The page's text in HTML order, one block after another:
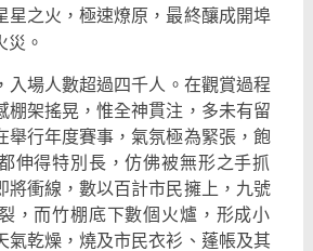
星之火，極速燎原，最終釀成開埠
災。
入場人數超過四千人。在觀賞過程
棚架搖晃，惟全神貫注，多未有留
舉行年度賽事，氣氛極為緊張，飽
伸得特別長，仿佛被無形之手抓
將衝線，數以百計市民擁上，九號
，而竹棚底下數個火爐， 形成小
氣乾燥，燒及市民衣衫、 蓬帳及其